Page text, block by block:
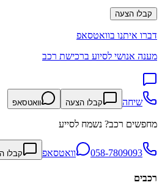
קבלו הצעה
דברו איתנו בוואטסאפ
מענה אנושי לסיוע ברכישת רכב
שיחה קבלו הצעה וואטסאפ
מחפשים רכב? נשמח לסייע
058-7809093 וואטסאפ קבלו
רכבים